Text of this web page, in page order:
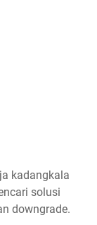
kadangkala
solusi
downgrade.